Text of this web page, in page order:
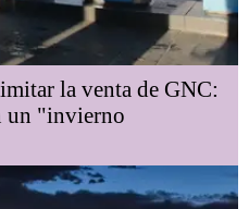
la venta de GNC:
un "invierno